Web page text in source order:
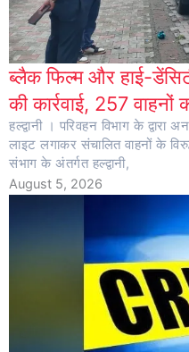
ब्लैक फिल्म और हाई-
की कार्रवाई, 257
हल्द्वानी । परिवहन विभाग के
लाइट लगाकर संचालित वाहनों के
संभाग के अंतर्गत हल्द्वानी,
August 5, 2026